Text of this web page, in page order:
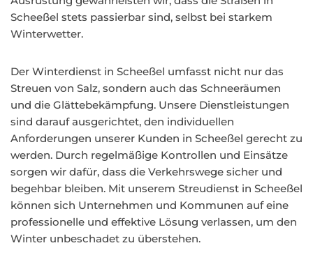
Scheeßel stets passierbar sind, selbst bei starkem
Winterwetter.
Der Winterdienst in Scheeßel umfasst nicht nur das
Streuen von Salz, sondern auch das Schneeräumen
und die Glättebekämpfung. Unsere Dienstleistungen
sind darauf ausgerichtet, den individuellen
Anforderungen unserer Kunden in Scheeßel gerecht zu
werden. Durch regelmäßige Kontrollen und Einsätze
sorgen wir dafür, dass die Verkehrswege sicher und
begehbar bleiben. Mit unserem Streudienst in Scheeßel
können sich Unternehmen und Kommunen auf eine
professionelle und effektive Lösung verlassen, um den
Winter unbeschadet zu überstehen.